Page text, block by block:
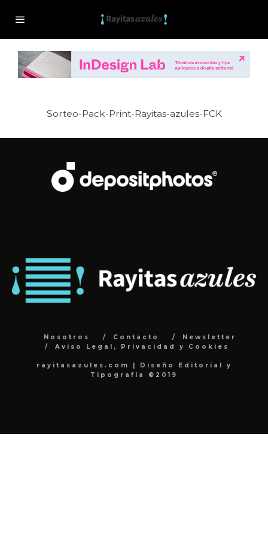
Sorteo-Pack-Print-Rayitas-azules-FCK
Nosotros Contacto
Newsletter
Aviso Legal, Privacidad y Cookies
rayitasazules.com | Diseño Editorial y
Tipografía ©2019